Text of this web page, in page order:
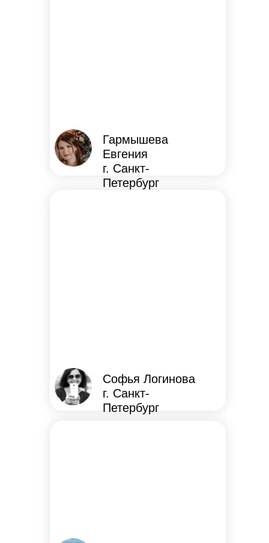
Гармышева
Евгения
г. Санкт-
Петербург
Софья Логинова
г. Санкт-
Петербург